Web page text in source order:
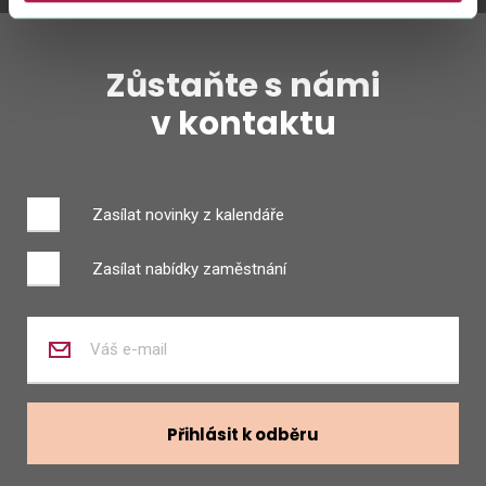
Zůstaňte s námi
v kontaktu
Zasílat novinky z kalendáře
Zasílat nabídky zaměstnání
váš
mail
Přihlásit k odběru